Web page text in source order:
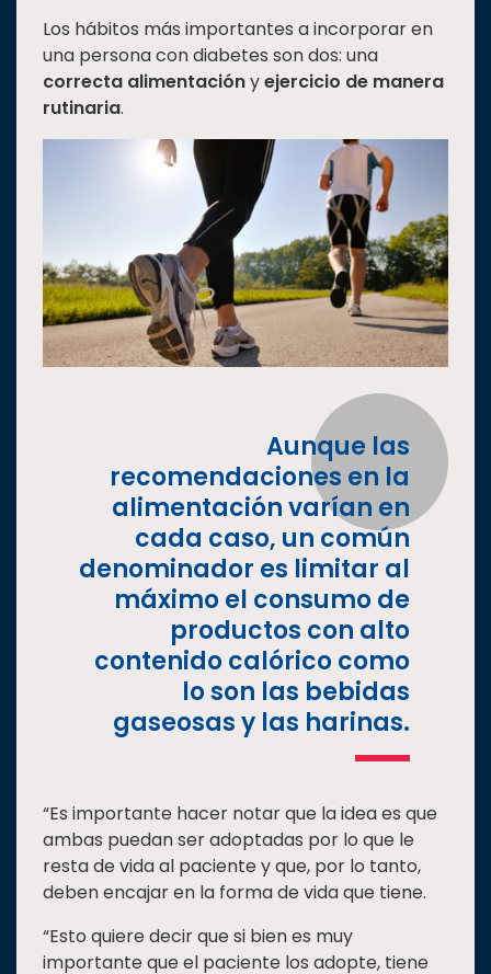
Los hábitos más importantes a incorporar en
una persona con diabetes son dos: una
correcta alimentaciónyejercicio de manera
rutinaria.
Aunque las
recomendaciones en la
alimentación varían en
cada caso, un común
denominador es limitar al
máximo el consumo de
productos con alto
contenido calórico como
lo son las bebidas
gaseosas y las harinas.
“Es importante hacer notar que la idea es que
ambas puedan ser adoptadas por lo que le
resta de vida al paciente y que, por lo tanto,
deben encajar en la forma de vida que tiene.
“Esto quiere decir que si bien es muy
importante que el paciente los adopte, tiene